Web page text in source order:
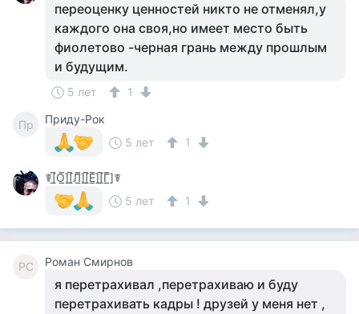
переоценку ценностей никто не отменял,у
каждого она своя,но имеет место быть
фиолетово -черная грань между прошлым
и будущим.
5 лет 1
Пр
Приду-Рок
5 лет
1
☤[̲̅О̲̅][̲̅Л̲̅][̲̅Е̲̅][̲̅Г̲̅]☤
5 лет
1
РС Роман Смирнов
я перетрахивал ,перетрахиваю и буду
перетрахивать кадры ! друзей у меня нет ,